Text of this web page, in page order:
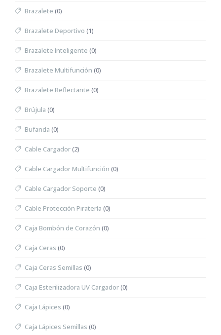
Brazalete (0)
Brazalete Deportivo (1)
Brazalete Inteligente (0)
Brazalete Multifunción (0)
Brazalete Reflectante (0)
Brújula (0)
Bufanda (0)
Cable Cargador(2)
Cable Cargador Multifunción (0)
Cable Cargador Soporte (0)
Cable Protección Piratería (0)
Caja Bombón de Corazón (0)
Caja Ceras (0)
Caja Ceras Semillas (0)
Caja Esterilizadora UV Cargador(0)
Caja Lápices (0)
Caja Lápices Semillas (0)